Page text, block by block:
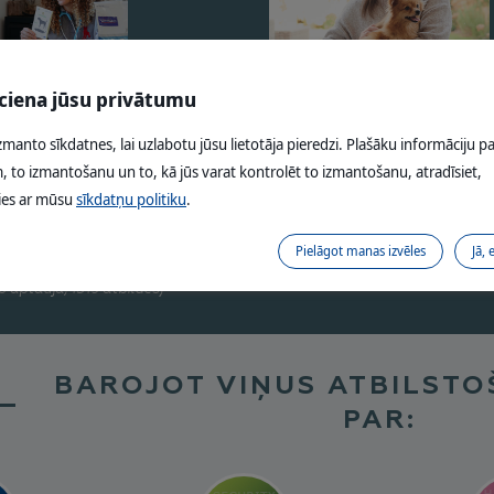
no 10
aptauja, 1519 atbildes)
DZĪVNIEKU ĪPAŠNIEKI
(avots: * conso animo, shopmium, que
BAROJOT VIŅUS
PAR:
jūsu privātumu
sīkdatnes, lai uzlabotu jūsu lietotāja pieredzi. Plašāku informāciju
to izmantošanu un to, kā jūs varat kontrolēt to izmantošanu, atradīsiet,
ar mūsu sīkdatņu politiku.
Jā,
Pielāgot manas izvēles